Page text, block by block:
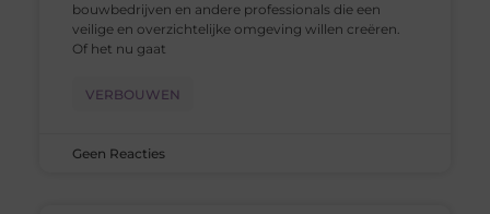
bouwbedrijven en andere professionals die een
veilige en overzichtelijke omgeving willen creëren.
Of het nu gaat
VERBOUWEN
Geen Reacties